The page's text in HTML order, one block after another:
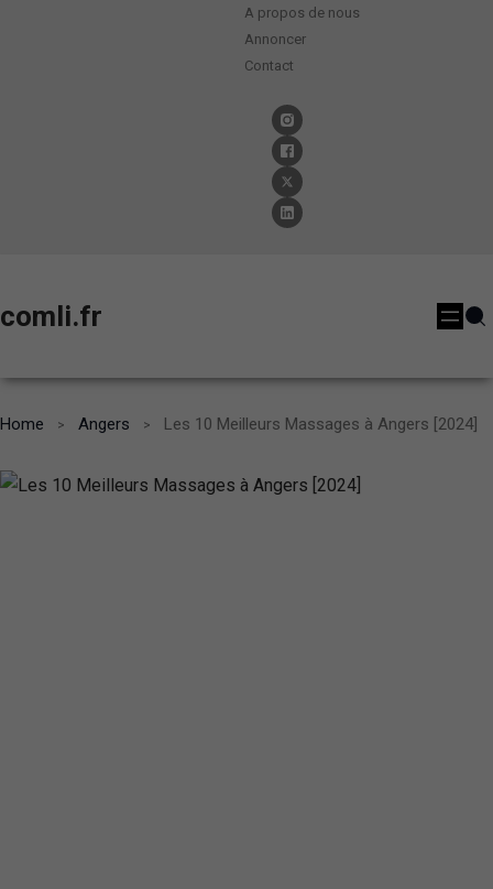
A propos de nous
Annoncer
Contact
comli.fr
Home Angers Les 10 Meilleurs Massages à Angers [2024]